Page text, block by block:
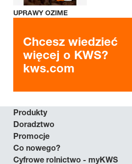
UPRAWY OZIME
Chcesz wiedzieć
więcej o KWS?
kws.com
Produkty
Doradztwo
Promocje
Co nowego?
Cyfrowe rolnictwo - myKWS